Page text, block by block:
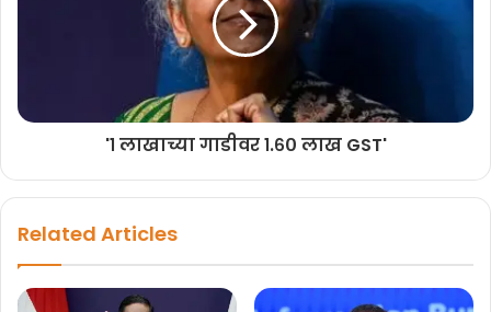
'१ लाखाच्या गाडीवर १.६० लाख GST'
Related Articles